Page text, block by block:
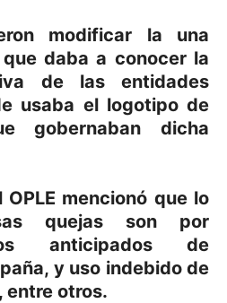
modificar la una
daba a conocer la
de las entidades
usaba el logotipo de
gobernaban dicha
mencionó que lo
quejas son por
anticipados de
y uso indebido de
entre otros.